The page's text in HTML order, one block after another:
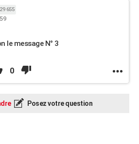
29 655
le message N° 3
0
Posez votre question